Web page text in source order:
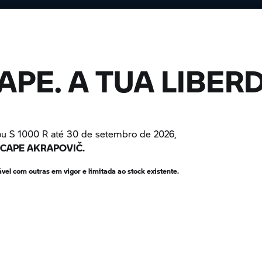
A TUA
S 1000 R até 30 de setembro de 2026,
AKRAPOVIČ.
com outras em vigor e limitada ao stock existente.